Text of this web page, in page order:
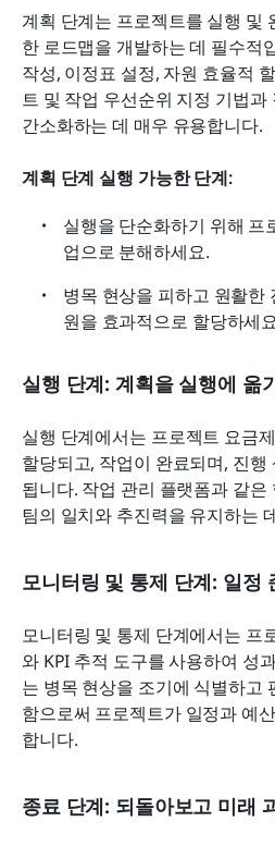
계획 단계는 프로젝트를 실행 및
한 로드맵을 개발하는 데 필수적
작성, 이정표 설정, 자원 효율적
트 및 작업 우선순위 지정 기법
간소화하는 데 매우 유용합니다.
계획 단계 실행 가능한 단계:
실행을 단순화하기 위해 프
업으로 분해하세요.
병목 현상을 피하고 원활한
원을 효과적으로 할당하세
실행 단계: 계획을 실행에 옮
실행 단계에서는 프로젝트 요금
할당되고, 작업이 완료되며, 진행
됩니다. 작업 관리 플랫폼과 같은
팀의 일치와 추진력을 유지하는
모니터링 및 통제 단계: 일정
모니터링 및 통제 단계에서는 프
와 KPI 추적 도구를 사용하여 성
는 병목 현상을 조기에 식별하고
함으로써 프로젝트가 일정과 예
합니다.
종료 단계: 되돌아보고 미래